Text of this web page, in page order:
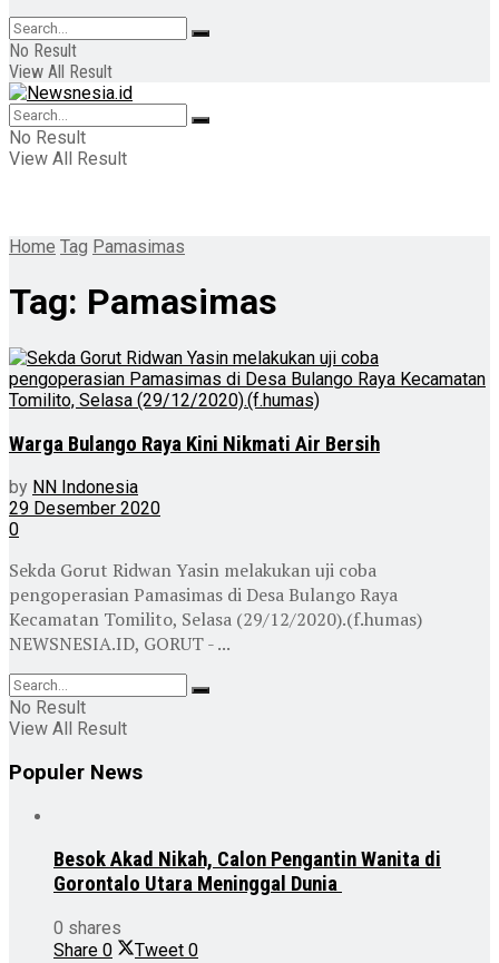
No Result
View All Result
No Result
View All Result
Home Tag Pamasimas
Tag: Pamasimas
Warga Bulango Raya Kini Nikmati Air Bersih
by NN Indonesia
29 Desember 2020
0
Sekda Gorut Ridwan Yasin melakukan uji coba
pengoperasian Pamasimas di Desa Bulango Raya
Kecamatan Tomilito, Selasa (29/12/2020).(f.humas)
NEWSNESIA.ID, GORUT - ...
No Result
View All Result
Populer News
Besok Akad Nikah, Calon Pengantin Wanita di
Gorontalo Utara Meninggal Dunia
0 shares
Share 0 Tweet 0